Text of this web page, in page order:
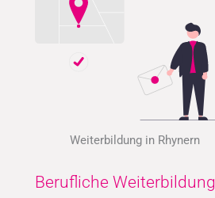
Weiterbildung in Rhynern
Berufliche Weiterbildung